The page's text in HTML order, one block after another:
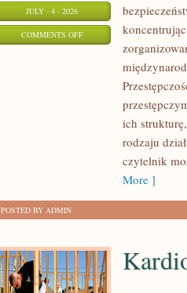
JULY - 4 - 2026
COMMENTS OFFON
NOWOCZESNA
PRZESTĘPCZOŚĆ
ich
rodzaju
czytelnik
More ]
POSTED BY ADMIN